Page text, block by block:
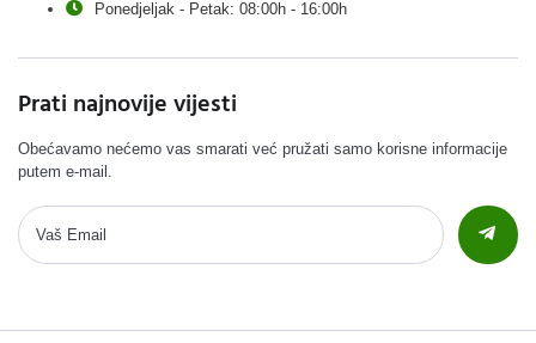
Ponedjeljak - Petak: 08:00h - 16:00h
Prati najnovije vijesti
Obećavamo nećemo vas smarati već pružati samo korisne informacije
putem e-mail.